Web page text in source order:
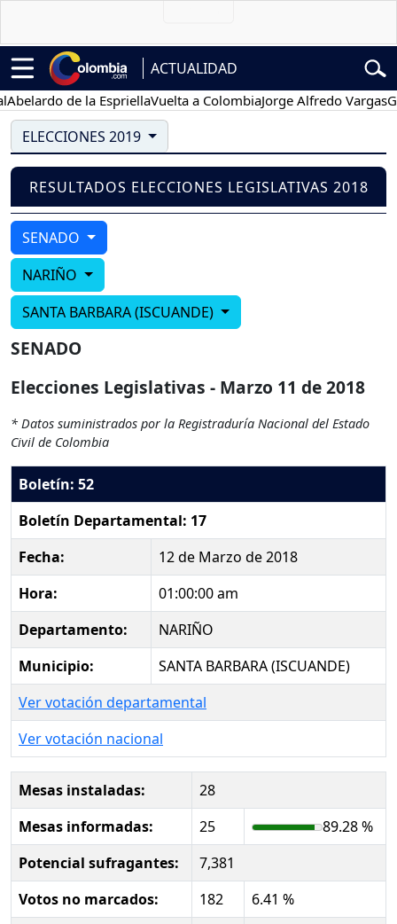
ACTUALIDAD
de la EspriellaVuelta a ColombiaJorge Alfredo Vargas
ELECCIONES 2019
RESULTADOS ELECCIONES LEGISLATIVAS 2018
SENADO
NARIÑO
SANTA BARBARA (ISCUANDE)
SENADO
Elecciones Legislativas - Marzo 11 de 2018
* Datos suministrados por la Registraduría Nacional del Estado
Civil de Colombia
Boletín: 52
Boletín Departamental: 17
Fecha:
12 de Marzo de 2018
Hora:
01:00:00 am
Departamento:
NARIÑO
Municipio:
SANTA BARBARA (ISCUANDE)
Ver votación departamental
Ver votación nacional
Mesas instaladas:
28
Mesas informadas:
25
89.28 %
Potencial sufragantes:
7,381
Votos no marcados:
182
6.41 %